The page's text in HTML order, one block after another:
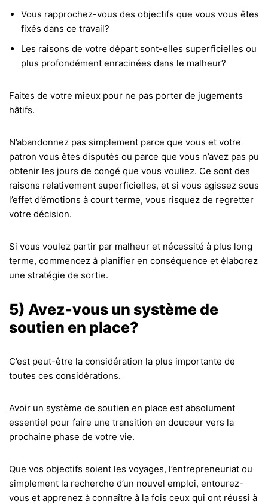
Vous rapprochez-vous des objectifs que vous vous êtes
fixés dans ce travail?
Les raisons de votre départ sont-elles superficielles ou
plus profondément enracinées dans le malheur?
Faites de votre mieux pour ne pas porter de jugements
hâtifs.
N’abandonnez pas simplement parce que vous et votre
patron vous êtes disputés ou parce que vous n’avez pas pu
obtenir les jours de congé que vous vouliez. Ce sont des
raisons relativement superficielles, et si vous agissez sous
l’effet d’émotions à court terme, vous risquez de regretter
votre décision.
Si vous voulez partir par malheur et nécessité à plus long
terme, commencez à planifier en conséquence et élaborez
une stratégie de sortie.
5) Avez-vous un système de
soutien en place?
C’est peut-être la considération la plus importante de
toutes ces considérations.
Avoir un système de soutien en place est absolument
essentiel pour faire une transition en douceur vers la
prochaine phase de votre vie.
Que vos objectifs soient les voyages, l’entrepreneuriat ou
simplement la recherche d’un nouvel emploi, entourez-
vous et apprenez à connaître à la fois ceux qui ont réussi à